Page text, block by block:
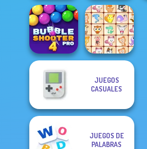
Save Baby
Capybaras: Pull
Pin
Match Masters
Bubble Shooter
Pro 4
JUEGOS
CASUALES
JUEGOS DE
PALABRAS